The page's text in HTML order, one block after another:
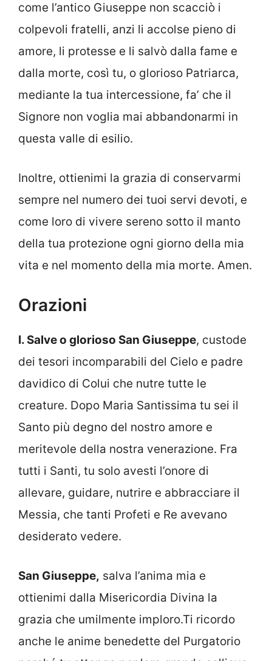
come l’antico Giuseppe non scacciò i
colpevoli fratelli, anzi li accolse pieno di
amore, li protesse e li salvò dalla fame e
dalla morte, così tu, o glorioso Patriarca,
mediante la tua intercessione, fa’ che il
Signore non voglia mai abbandonarmi in
questa valle di esilio.
Inoltre, ottienimi la grazia di conservarmi
sempre nel numero dei tuoi servi devoti, e
come loro di vivere sereno sotto il manto
della tua protezione ogni giorno della mia
vita e nel momento della mia morte. Amen.
Orazioni
I. Salve o glorioso San Giuseppe, custode
dei tesori incomparabili del Cielo e padre
davidico di Colui che nutre tutte le
creature. Dopo Maria Santissima tu sei il
Santo più degno del nostro amore e
meritevole della nostra venerazione. Fra
tutti i Santi, tu solo avesti l’onore di
allevare, guidare, nutrire e abbracciare il
Messia, che tanti Profeti e Re avevano
desiderato vedere.
San Giuseppe, salva l’anima mia e
ottienimi dalla Misericordia Divina la
grazia che umilmente imploro.Ti ricordo
anche le anime benedette del Purgatorio